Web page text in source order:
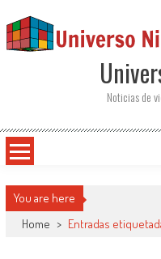
Noticias de
You are here
Home > Entradas